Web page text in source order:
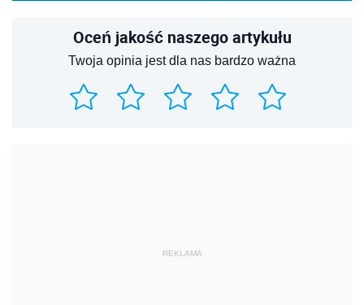
Oceń jakość naszego artykułu
Twoja opinia jest dla nas bardzo ważna
REKLAMA